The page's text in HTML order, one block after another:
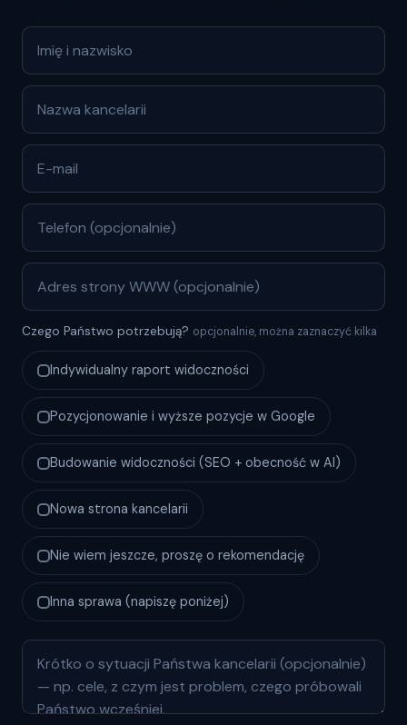
Czego Państwo potrzebują? opcjonalnie, można zaznaczyć kilka
Indywidualny raport widoczności
Pozycjonowanie i wyższe pozycje w Google
Budowanie widoczności (SEO + obecność w AI)
Nowa strona kancelarii
Nie wiem jeszcze, proszę o rekomendację
Inna sprawa (napiszę poniżej)